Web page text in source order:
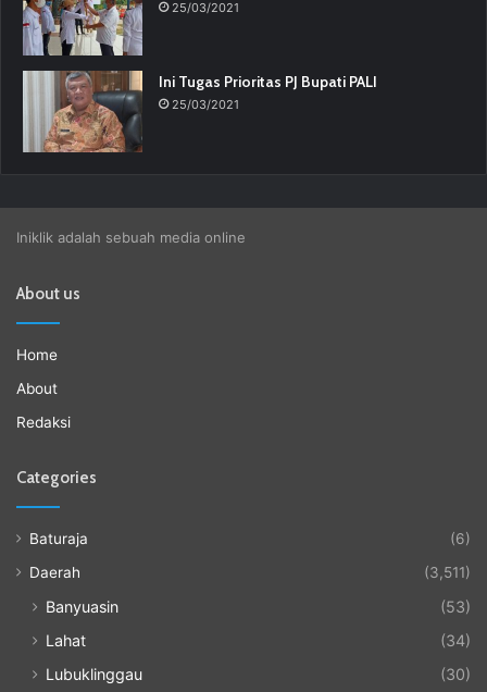
25/03/2021
Ini Tugas Prioritas PJ Bupati PALI
25/03/2021
Iniklik adalah sebuah media online
About us
Home
About
Redaksi
Categories
Baturaja
(6)
Daerah
(3,511)
Banyuasin
(53)
Lahat
(34)
Lubuklinggau
(30)